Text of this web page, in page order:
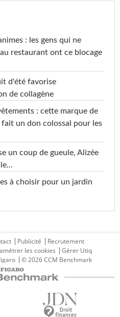
: les gens qui ne
restaurant ont ce blocage
d'été favorise
de collagène
: cette marque de
fait un don colossal pour les
un coup de gueule, Alizée
à choisir pour un jardin
Publicité
Recrutement
les cookies
Gérer Utiq
© 2026 CCM Benchmark